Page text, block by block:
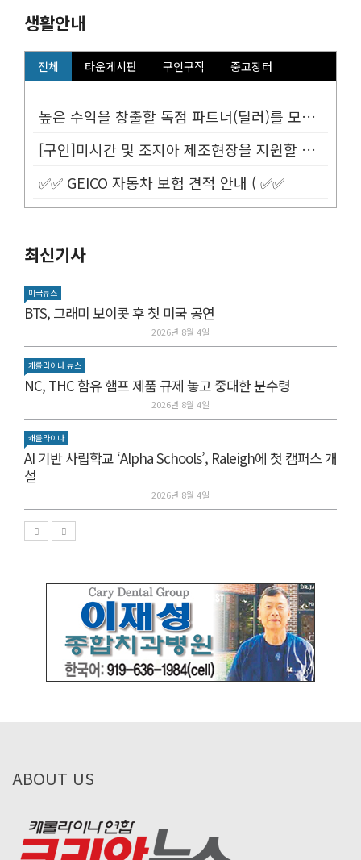
생활안내
전체 타운게시판 구인구직 중고장터
높은 수익을 창출할 독점 파트너(딜러)를 모십니다.
[구인]미시간 및 조지아 제조현장을 지원할 Customer Service...
✅✅ GEICO 자동차 보험 견적 안내 ( ✅✅
최신기사
미국뉴스
BTS, 그래미 보이콧 후 첫 미국 공연
2026년 8월 4일
캐롤라이나 뉴스
NC, THC 함유 햄프 제품 규제 놓고 중대한 분수령
2026년 8월 4일
캐롤라이나
AI 기반 사립학교 ‘Alpha Schools’, Raleigh에 첫 캠퍼스 개
설
2026년 8월 4일
ABOUT US